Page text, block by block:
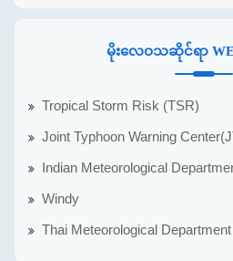
မိုးလေဝသဆိုင်ရာ
Tropical Storm Risk (TSR)
Joint Typhoon Warning
Indian Meteorological
Windy
Thai Meteorological Department